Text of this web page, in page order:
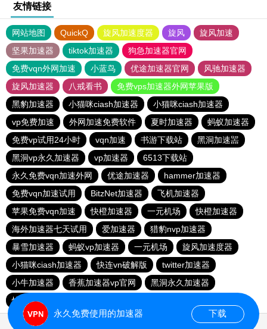
友情链接
网站地图 QuickQ 旋风加速度器 旋风
旋风加速
坚果加速器
tiktok加速器
狗急加速器官网
免费vqn外网加速
小蓝鸟 优途加速器官网
风驰加速器
旋风加速器
八戒看书
免费vps加速器外网苹果版
黑豹加速器
小猫咪ciash加速器
小猫咪ciash加速器
vp免费加速
外网加速免费软件 夏时加速器
蚂蚁加速器
免费vp试用24小时
vqn加速 书游下载站
黑洞加速噐
黑洞vp永久加速器
vp加速器
6513下载站
永久免费vqn加速外网
优途加速器
hammer加速器
免费vqn加速试用
BitzNet加速器
飞机加速器
苹果免费vqn加速
快橙加速器 一元机场
快橙加速器
海外加速器七天试用
爱加速器
猎豹nvp加速器
暴雪加速器
蚂蚁vp加速器 一元机场
旋风加速度器
小猫咪ciash加速器
快连vn破解版
twitter加速器
小牛加速器
香蕉加速器vp官网
黑洞永久加速器
快鸭加速器
永久免费使用的加速器 下载